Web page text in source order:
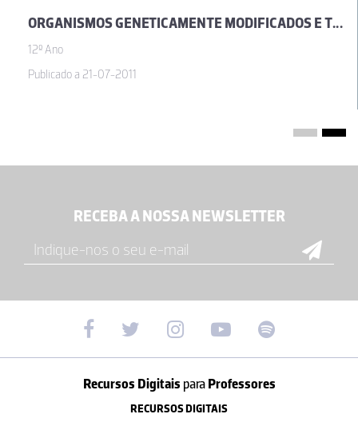
ORGANISMOS GENETICAMENTE MODIFICADOS E TRANSGÉNICOS
12º Ano
Publicado a 21-07-2011
RECEBA A NOSSA NEWSLETTER
Recursos Digitais paraProfessores
RECURSOS DIGITAIS